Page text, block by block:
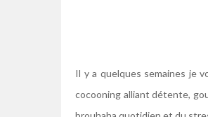
Il y a quelques semaines je
cocooning alliant détente,